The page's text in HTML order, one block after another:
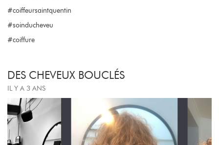
#coiffeursaintquentin
#soinducheveu
#coiffure
DES CHEVEUX BOUCLÉS
IL Y A 3 ANS